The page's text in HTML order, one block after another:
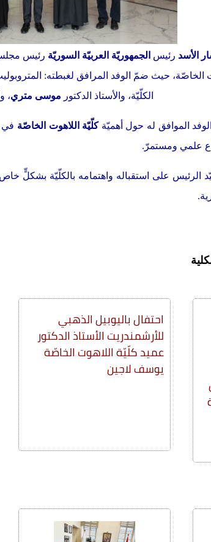
الأسد رئيس الجمهوريّة العربيّة السوريّة رئيس
الخاصّة، حيث ضمّ الوفد المرافق لغبطته:
الكلّيّة، والأستاذ الدكتور موسى متري،
الموافق له حول أهميّةكلّيّة اللاهوت الخاصّة في
علمي ومستمرّ.
على استقباله واهتمامه بالكلّيّة بشكلٍّ
.
احتفال باليوبيل الذهبي
للأرشمندريت الأستاذ الدكتور
عميد كلّيّة اللاهوت الخاصّة
يوسف لاجين